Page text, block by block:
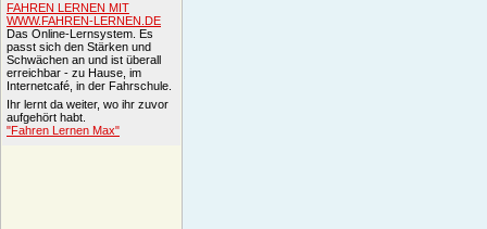
FAHREN LERNEN MIT
WWW.FAHREN-LERNEN.DE
Das Online-Lernsystem. Es
passt sich den Stärken und
Schwächen an und ist überall
erreichbar - zu Hause, im
Internetcafé, in der Fahrschule.
Ihr lernt da weiter, wo ihr zuvor
aufgehört habt.
"Fahren Lernen Max"